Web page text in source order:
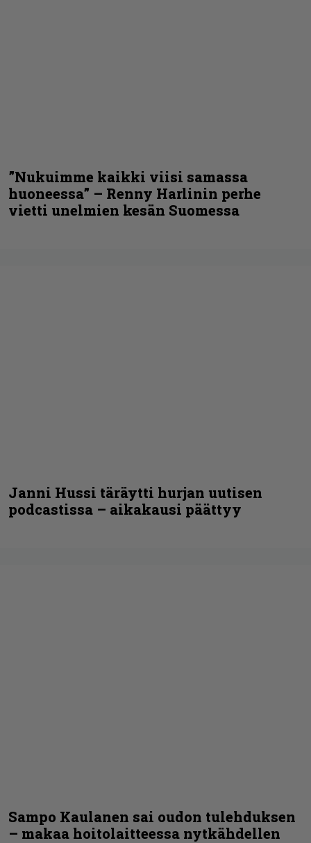
”Nukuimme kaikki viisi samassa
huoneessa” – Renny Harlinin perhe
vietti unelmien kesän Suomessa
Janni Hussi täräytti hurjan uutisen
podcastissa – aikakausi päättyy
Sampo Kaulanen sai oudon tulehduksen
– makaa hoitolaitteessa nytkähdellen